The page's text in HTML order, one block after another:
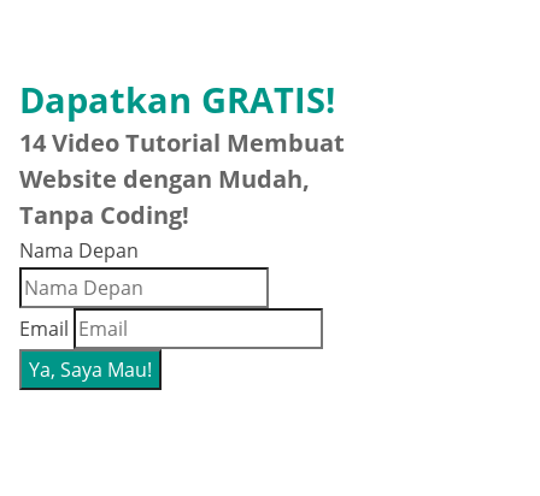
Dapatkan GRATIS!
14 Video Tutorial Membuat
Website dengan Mudah,
Tanpa Coding!
Nama Depan
Email